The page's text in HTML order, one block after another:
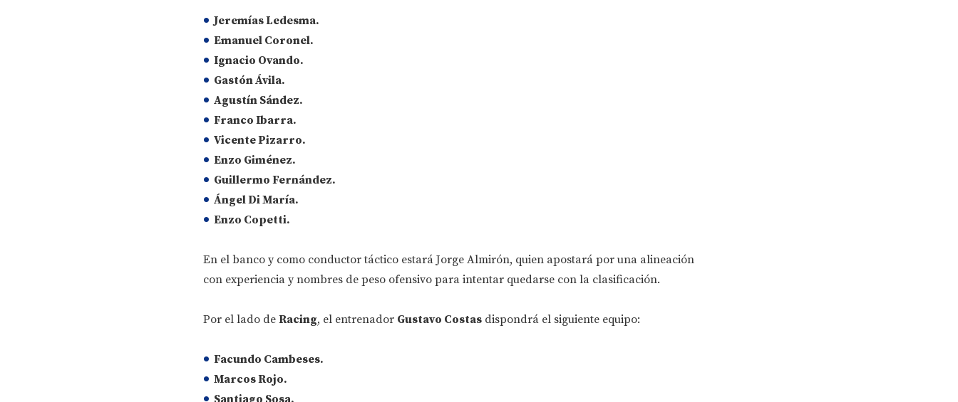
Jeremías Ledesma.
Emanuel Coronel.
Ignacio Ovando.
Gastón Ávila.
Agustín Sández.
Franco Ibarra.
Vicente Pizarro.
Enzo Giménez.
Guillermo Fernández.
Ángel Di María.
Enzo Copetti.
En el banco y como conductor táctico estará Jorge Almirón, quien apostará por una alineación
con experiencia y nombres de peso ofensivo para intentar quedarse con la clasificación.
Por el lado de Racing, el entrenador Gustavo Costasdispondrá el siguiente equipo:
Facundo Cambeses.
Marcos Rojo.
Santiago Sosa.